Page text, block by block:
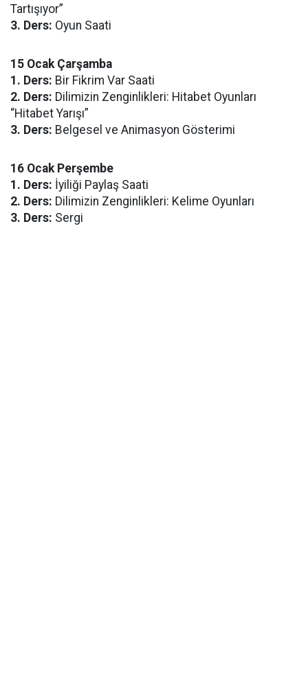
Tartışıyor”
3. Ders: Oyun Saati
15 Ocak Çarşamba
1. Ders: Bir Fikrim Var Saati
2. Ders: Dilimizin Zenginlikleri: Hitabet Oyunları
“Hitabet Yarışı”
3. Ders: Belgesel ve Animasyon Gösterimi
16 Ocak Perşembe
1. Ders: İyiliği Paylaş Saati
2. Ders: Dilimizin Zenginlikleri: Kelime Oyunları
3. Ders: Sergi